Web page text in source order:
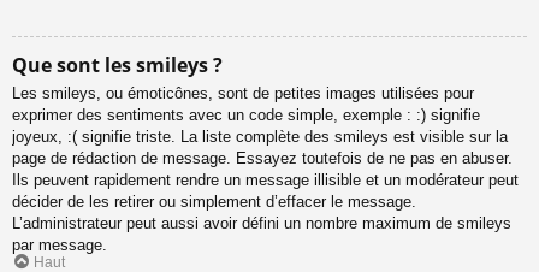
Que sont les smileys ?
Les smileys, ou émoticônes, sont de petites images utilisées pour
exprimer des sentiments avec un code simple, exemple : :) signifie
joyeux, :( signifie triste. La liste complète des smileys est visible sur la
page de rédaction de message. Essayez toutefois de ne pas en abuser.
Ils peuvent rapidement rendre un message illisible et un modérateur peut
décider de les retirer ou simplement d’effacer le message.
L’administrateur peut aussi avoir défini un nombre maximum de smileys
par message.
Haut